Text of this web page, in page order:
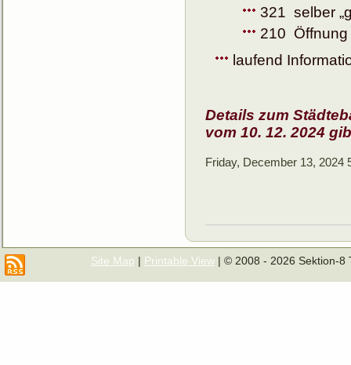
321 selber
210 Öffnung
laufend
Details zum
vom 10. 12. 2024
Friday, December 13, 2024
Site Map | Printable View| © 2008 - 2026 Sektion-8